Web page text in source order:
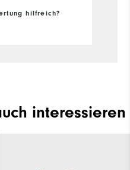
hilfreich?
interessieren